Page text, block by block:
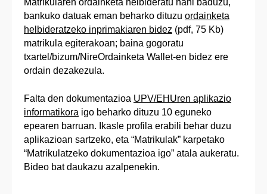
Matrikularen ordainketa helbideratu nahi baduzu,
bankuko datuak eman beharko dituzu ordainketa
helbideratzeko inprimakiaren bidez (pdf, 75 Kb)
matrikula egiterakoan; baina gogoratu
txartel/bizum/NireOrdainketa Wallet-en bidez ere
ordain dezakezula.
Falta den dokumentazioa UPV/EHUren aplikazio
informatikora igo beharko dituzu 10 eguneko
epearen barruan. Ikasle profila erabili behar duzu
aplikazioan sartzeko, eta “Matrikulak” karpetako
“Matrikulatzeko dokumentazioa igo” atala aukeratu.
Bideo bat daukazu azalpenekin.